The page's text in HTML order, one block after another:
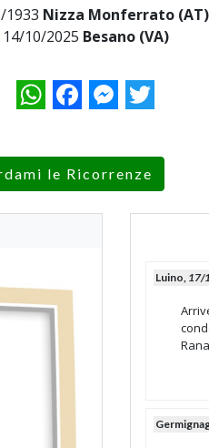
1933 Nizza Monferrato (AT)
14/10/2025 Besano (VA)
WhatsAppFacebookMessenger
Twitter
le Ricorrenze
Luino, 17/